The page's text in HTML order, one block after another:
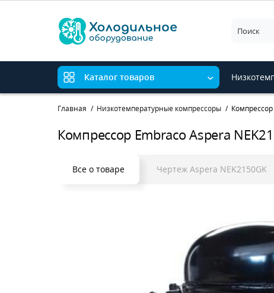
Каталог товаров
Главная Низкотемпературные компрессоры
Компрессор Embraco Aspera
Все о товаре Чертеж Aspera NEK2150GK